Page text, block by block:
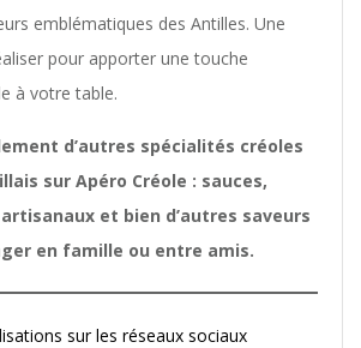
emblématiques des Antilles. Une
pour apporter une touche
à votre table.
d’autres spécialités créoles
sur Apéro Créole : sauces,
et bien d’autres saveurs
en famille ou entre amis.
sur les réseaux sociaux